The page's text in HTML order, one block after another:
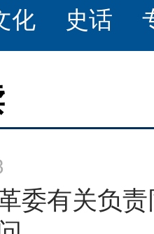
化
史话
委有关负